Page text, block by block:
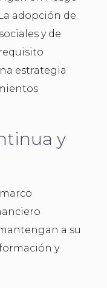
adopción de
y de
estrategia
y
a su
y